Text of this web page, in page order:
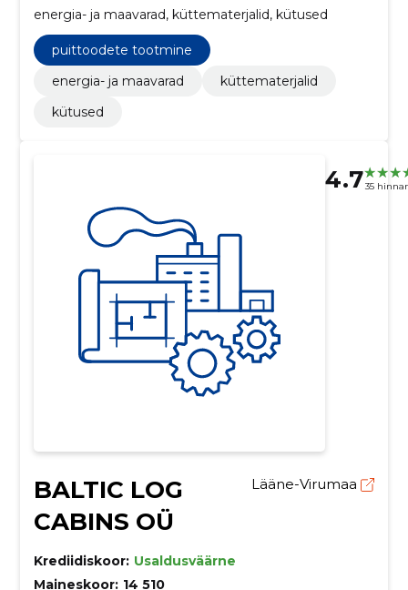
energia- ja maavarad, küttematerjalid, kütused
puittoodete tootmine
energia- ja maavarad
küttematerjalid
kütused
4.735
BALTIC LOG
CABINS OÜ
Lääne-Virumaa
Krediidiskoor: Usaldusväärne
Maineskoor: 14 510